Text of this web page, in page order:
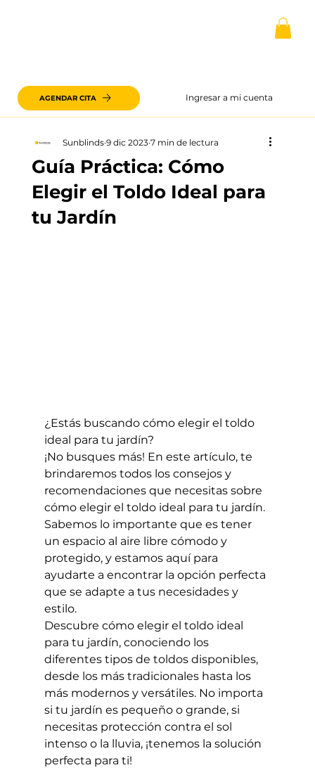
Ingresar a mi cuenta
AGENDAR CITA
Guía Práctica: Cómo
Elegir el Toldo Ideal para
tu Jardín
Sunblinds 9 dic 2023 7 min de lectura
¿Estás buscando cómo elegir el toldo
ideal para tu jardín?
¡No busques más! En este artículo, te
brindaremos todos los consejos y
recomendaciones que necesitas sobre
cómo elegir el toldo ideal para tu jardín.
Sabemos lo importante que es tener
un espacio al aire libre cómodo y
protegido, y estamos aquí para
ayudarte a encontrar la opción perfecta
que se adapte a tus necesidades y
estilo.
Descubre cómo elegir el toldo ideal
para tu jardín, conociendo los
diferentes tipos de toldos disponibles,
desde los más tradicionales hasta los
más modernos y versátiles. No importa
si tu jardín es pequeño o grande, si
necesitas protección contra el sol
intenso o la lluvia, ¡tenemos la solución
perfecta para ti!